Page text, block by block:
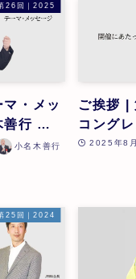
26回｜2025
・メッ
行 氏 |
小名木善行
ご挨拶 |
コング
ー学術大
って |
2025年8
25回｜2024